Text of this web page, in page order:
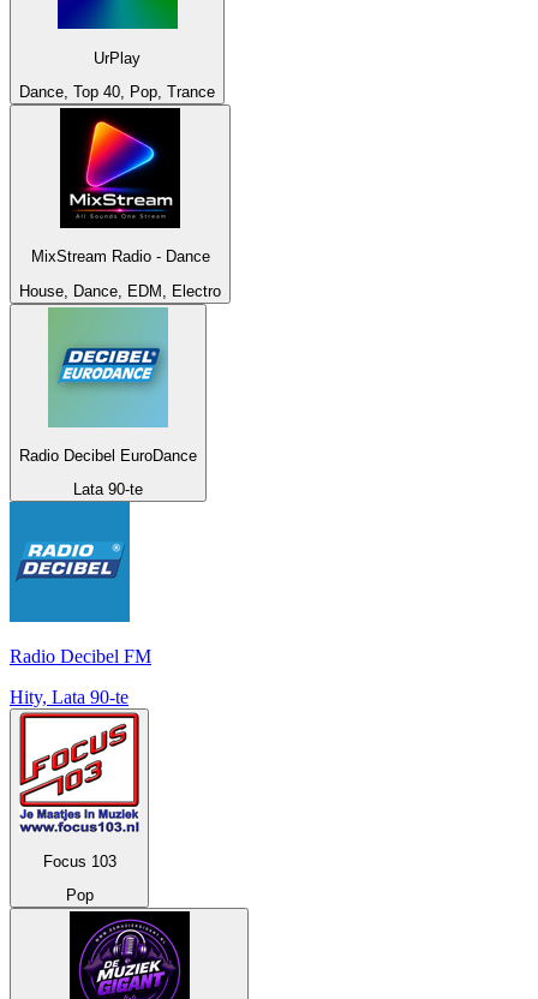
UrPlay
Dance, Top 40, Pop, Trance
MixStream Radio - Dance
House, Dance, EDM, Electro
Radio Decibel EuroDance
Lata 90-te
Radio Decibel FM
Hity, Lata 90-te
Focus 103
Pop